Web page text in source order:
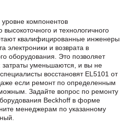
компонентов
и технологичного
квалифицированные инженеры
и возврата в
оборудования. Это позволяет
уменьшаются, и вы не
восстановят EL5101 от
если ремонт по определенным
Задайте вопрос по ремонту
Beckhoff в формe
менеджерам по указанному